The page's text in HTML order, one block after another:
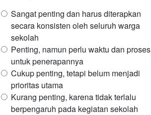
Sangat penting dan harus diterapkan
secara konsisten oleh seluruh warga
sekolah
Penting, namun perlu waktu dan proses
untuk penerapannya
Cukup penting, tetapi belum menjadi
prioritas utama
Kurang penting, karena tidak terlalu
berpengaruh pada kegiatan sekolah